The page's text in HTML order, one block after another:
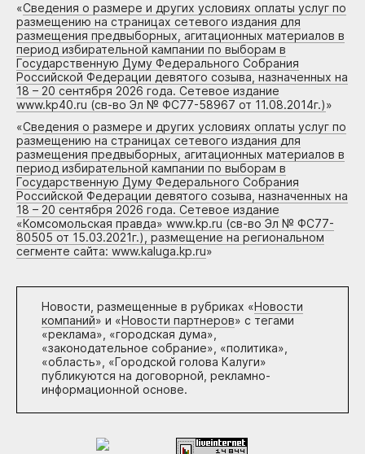
«Сведения о размере и других условиях оплаты услуг по
размещению на страницах сетевого издания для
размещения предвыборных, агитационных материалов в
период избирательной кампании по выборам в
Государственную Думу Федерального Собрания
Российской Федерации девятого созыва, назначенных на
18 – 20 сентября 2026 года. Сетевое издание
www.kp40.ru (св-во Эл № ФС77-58967 от 11.08.2014г.)»
«Сведения о размере и других условиях оплаты услуг по
размещению на страницах сетевого издания для
размещения предвыборных, агитационных материалов в
период избирательной кампании по выборам в
Государственную Думу Федерального Собрания
Российской Федерации девятого созыва, назначенных на
18 – 20 сентября 2026 года. Сетевое издание
«Комсомольская правда» www.kp.ru (св-во Эл № ФС77-
80505 от 15.03.2021г.), размещение на региональном
сегменте сайта: www.kaluga.kp.ru»
Новости, размещенные в рубриках «Новости
компаний» и «Новости партнеров» с тегами
«реклама», «городская дума»,
«законодательное собрание», «политика»,
«область», «Городской голова Калуги»
публикуются на договорной, рекламно-
информационной основе.